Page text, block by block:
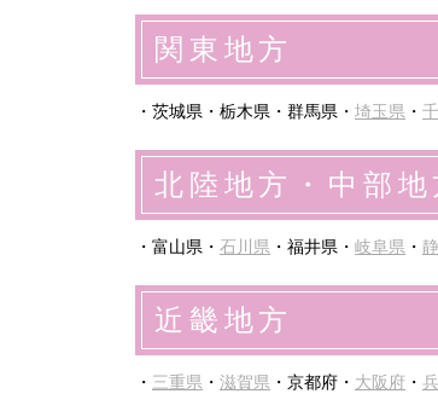
関東地方
・茨城県・栃木県・群馬県・ 埼玉県 ・
北陸地方・中部地
・富山県・ 石川県 ・福井県・ 岐阜県 ・
近畿地方
・ 三重県 ・ 滋賀県 ・京都府・ 大阪府 ・